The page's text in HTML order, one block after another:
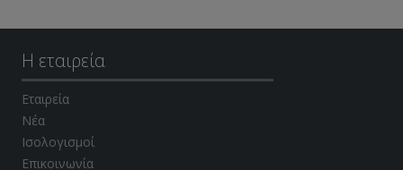
Η εταιρεία
Εταιρεία
Νέα
Ισολογισμοί
Επικοινωνία